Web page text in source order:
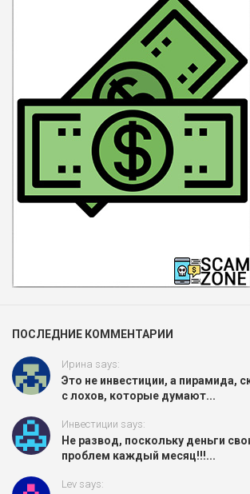
ПОСЛЕДНИЕ КОММЕНТАРИИ
Ирина says:
Это не инвестиции, а пирамида,
с лохов, которые думают...
Инвестиции says:
Не развод, поскольку деньги
проблем каждый месяц!!!...
Lev says: